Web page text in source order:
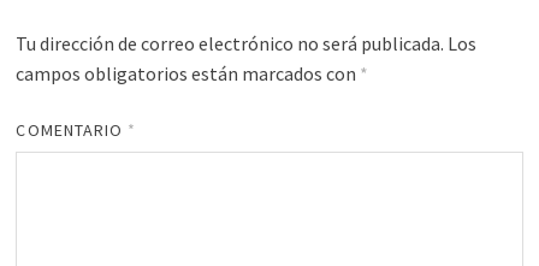
Tu dirección de correo electrónico no será publicada. Los
campos obligatorios están marcados con *
COMENTARIO *